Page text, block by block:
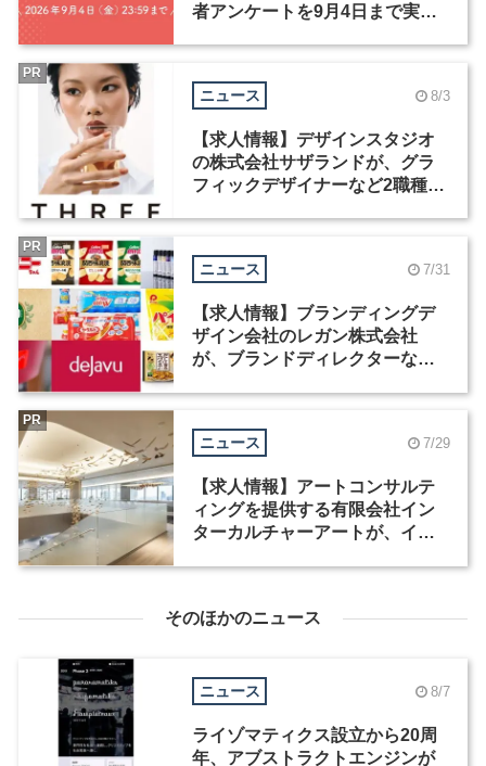
者アンケートを9月4日まで実施
ニュース 8/3
【求人情報】デザインスタジオ
の株式会社サザランドが、グラ
フィックデザイナーなど2職種を
PR
ニュース 7/31
【求人情報】ブランディングデ
ザイン会社のレガン株式会社
が、ブランドディレクターなど3
PR
ニュース 7/29
【求人情報】アートコンサルテ
ィングを提供する有限会社イン
ターカルチャーアートが、イン
PR
そのほかのニュース
ニュース 8/7
ライゾマティクス設立から20周
年、アブストラクトエンジンが